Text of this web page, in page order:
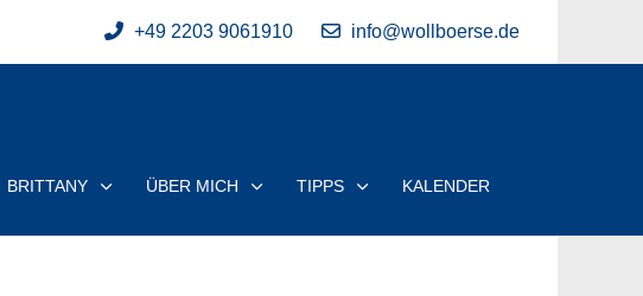
+49 2203 9061910 info@wollboerse.de
BRITTANY ÜBER MICH TIPPS KALENDER